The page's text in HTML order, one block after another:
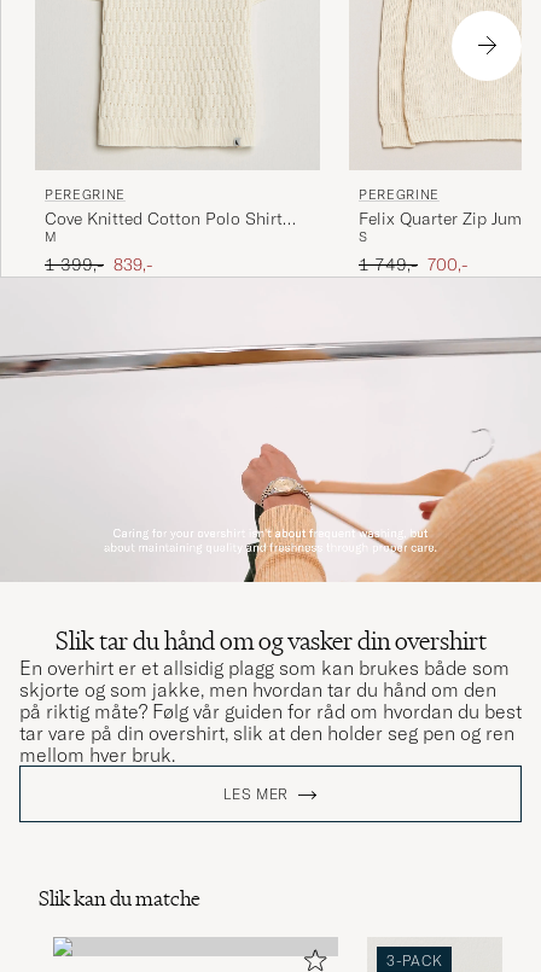
PEREGRINE
Cove Knitted Cotton Polo Shirt
White
M
Ordinær pris
1 399,- Nedsatt pris
839,-
PEREGRINE
Felix Quarter Zip
S
Ordinær pris
1 749,- Nedsatt pris
700,-
Slik tar du hånd om og vasker din overshirt
En overhirt er et allsidig plagg som kan brukes både som
skjorte og som jakke, men hvordan tar du hånd om den
på riktig måte? Følg vår guiden for råd om hvordan du best
tar vare på din overshirt, slik at den holder seg pen og ren
mellom hver bruk.
LES MER
Slik kan du matche
3-PACK